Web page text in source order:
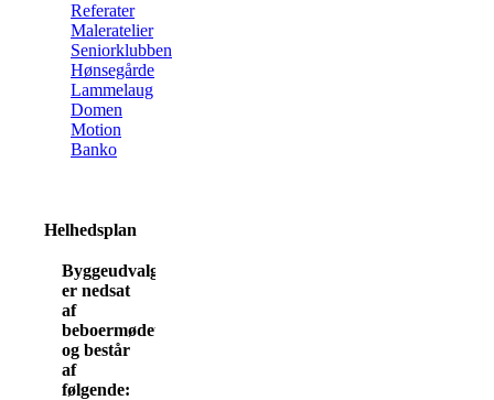
Referater
Maleratelier
Seniorklubben
Hønsegårde
Lammelaug
Domen
Motion
Banko
Helhedsplan
Byggeudvalget
er nedsat
af
beboermødet
og består
af
følgende: